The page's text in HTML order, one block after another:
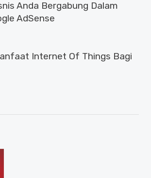
Anda Bergabung Dalam
AdSense
Internet Of Things Bagi